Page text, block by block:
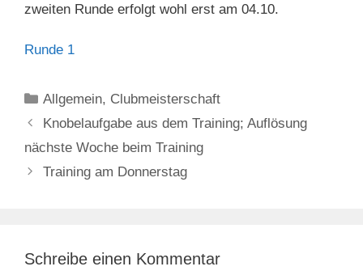
zweiten Runde erfolgt wohl erst am 04.10.
Runde 1
Kategorien
Allgemein, Clubmeisterschaft
Knobelaufgabe aus dem Training; Auflösung
nächste Woche beim Training
Training am Donnerstag
Schreibe einen Kommentar